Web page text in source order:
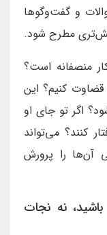
و گفت‌وگوها
مطرح شود.
منصفانه است؟
کنیم؟ این
اگر تو جای او
کنند؟ می‌تواند
آن‌ها را پرورش
نه نجات